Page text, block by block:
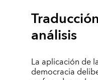
análisis
La aplicación de
democracia